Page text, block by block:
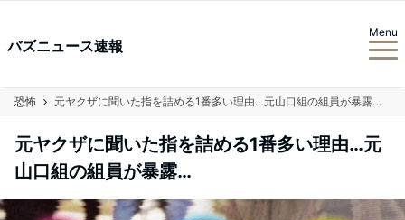
バズニュース速報
Menu
恐怖 元ヤクザに聞いた指を詰める1番多い理由…元山口組の組員が暴露…
元ヤクザに聞いた指を詰める1番多い理由…元
山口組の組員が暴露…